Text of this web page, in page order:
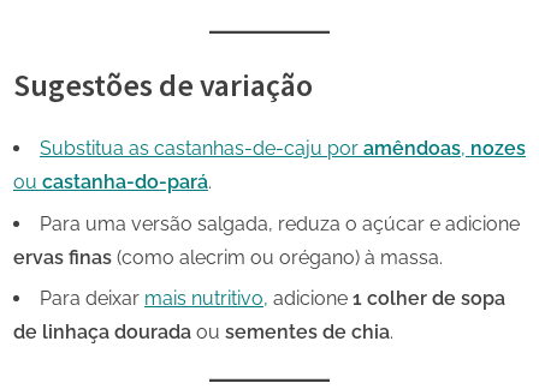
Sugestões de variação
Substitua as castanhas-de-caju por amêndoas, nozes
ou castanha-do-pará.
Para uma versão salgada, reduza o açúcar e adicione
ervas finas (como alecrim ou orégano) à massa.
Para deixar mais nutritivo, adicione 1 colher de sopa
de linhaça dourada ou sementes de chia.